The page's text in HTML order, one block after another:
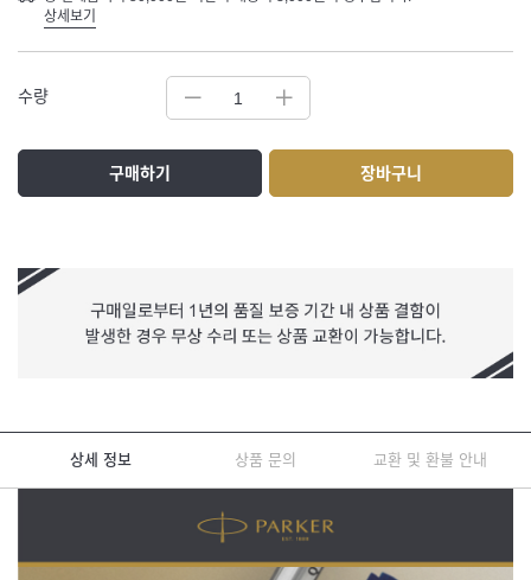
상세보기
수량
구매하기 장바구니
상세 정보 상품 문의 교환 및 환불 안내